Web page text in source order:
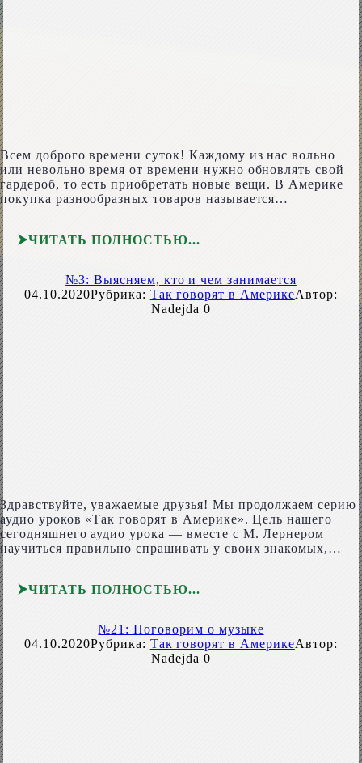
Всем доброго времени суток! Каждому из нас вольно
или невольно время от времени нужно обновлять свой
гардероб, то есть приобретать новые вещи. В Америке
покупка разнообразных товаров называется…
ЧИТАТЬ ПОЛНОСТЬЮ
№3: Выясняем, кто и чем занимается
04.10.2020Рубрика: Так говорят в АмерикеАвтор:
Nadejda 0
Здравствуйте, уважаемые друзья! Мы продолжаем серию
аудио уроков «Так говорят в Америке». Цель нашего
сегодняшнего аудио урока — вместе с М. Лернером
научиться правильно спрашивать у своих знакомых,…
ЧИТАТЬ ПОЛНОСТЬЮ
№21: Поговорим о музыке
04.10.2020Рубрика: Так говорят в АмерикеАвтор:
Nadejda 0